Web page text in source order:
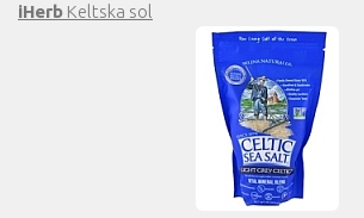
iHerb Keltska sol